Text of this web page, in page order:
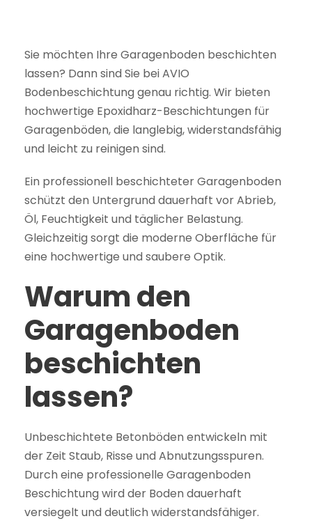
Sie möchten Ihre Garagenboden beschichten
lassen? Dann sind Sie bei AVIO
Bodenbeschichtung genau richtig. Wir bieten
hochwertige Epoxidharz-Beschichtungen für
Garagenböden, die langlebig, widerstandsfähig
und leicht zu reinigen sind.
Ein professionell beschichteter Garagenboden
schützt den Untergrund dauerhaft vor Abrieb,
Öl, Feuchtigkeit und täglicher Belastung.
Gleichzeitig sorgt die moderne Oberfläche für
eine hochwertige und saubere Optik.
Warum den
Garagenboden
beschichten
lassen?
Unbeschichtete Betonböden entwickeln mit
der Zeit Staub, Risse und Abnutzungsspuren.
Durch eine professionelle Garagenboden
Beschichtung wird der Boden dauerhaft
versiegelt und deutlich widerstandsfähiger.